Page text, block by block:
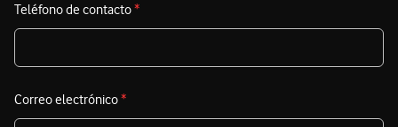
Teléfono de contacto*
Correo electrónico*